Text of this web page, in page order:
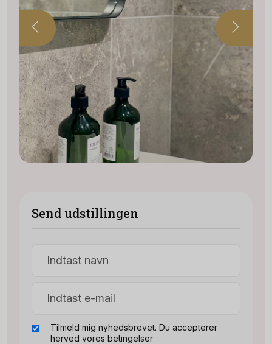
Send udstillingen
Tilmeld mig nyhedsbrevet. Du accepterer
herved vores betingelser